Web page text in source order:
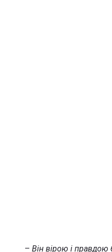
– Він вірою і правдою